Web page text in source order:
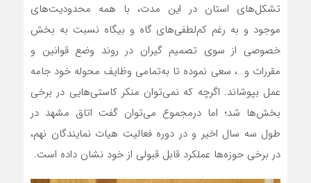
تشکل‌های استان در این مدت، با همه محدودیت‌های
موجود و به رغم کم‌لطفی‌های گاه و بیگاه نسبت به بخش
خصوصی از سوی تصمیم گیران در روند وضع قوانین و
مقررات و…، سعی نموده تا به‌تمامی وظایف محوله خود جامه
عمل بپوشاند. اگرچه که نمی‌توان منکر کاستی‌هایی در برخی
بخش‌ها شد؛ اما درمجموع می‌توان گفت اتاق مشهد در
طول سه سال اخیر و در دوره فعالیت هیات نمایندگان نهم،
در برخی حوزه‌ها عملکرد قابل قبولی از خود نشان داده است.